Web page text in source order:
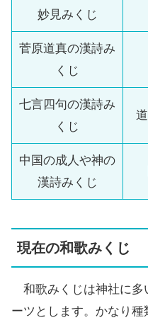
妙見みくじ
菅原道真の漢詩み
くじ
七言四句の漢詩み
くじ
中国の成人や神の
漢詩みくじ
現在の和歌みくじ
和歌みくじは神社に多
ーツとします。かなり